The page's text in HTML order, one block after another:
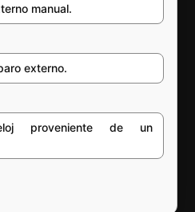
manual.
externo.
proveniente de un